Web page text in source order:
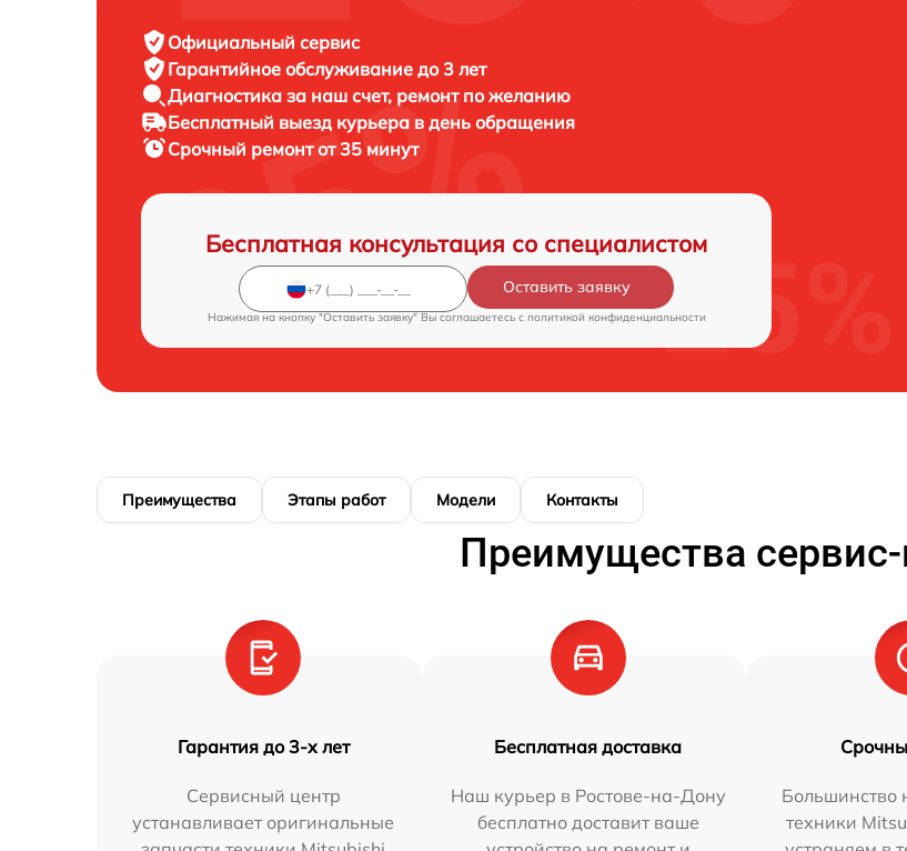
Официальный сервис
Гарантийное обслуживание до 3 лет
Диагностика за наш счет, ремонт по желанию
Бесплатный выезд курьера в день обращения
Срочный ремонтот 35 минут
Бесплатная консультация со специалистом
Оставить заявку
Нажимая на кнопку "Оставить заявку" Вы соглашаетесь c политикой конфиденциальности
Преимущества Этапы работ Модели Контакты
Преимущества
Гарантия до 3-х лет
Сервисный центр
устанавливает оригинальные
Бесплатная доставка
Наш курьер в Ростове-на-Дону
бесплатно доставит ваше
Большинство
техники